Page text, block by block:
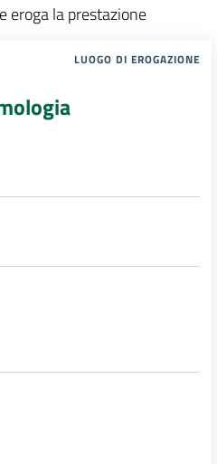
eroga la prestazione
LUOGO DI EROGAZIONE